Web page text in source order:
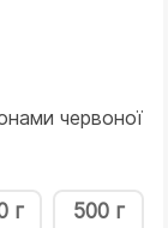
червоної
г 500 г